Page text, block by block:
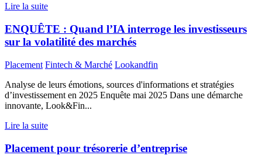
Lire la suite
ENQUÊTE : Quand l’IA interroge les investisseurs
sur la volatilité des marchés
Placement Fintech & Marché Lookandfin
Analyse de leurs émotions, sources d'informations et stratégies
d’investissement en 2025 Enquête mai 2025 Dans une démarche
innovante, Look&Fin...
Lire la suite
Placement pour trésorerie d’entreprise